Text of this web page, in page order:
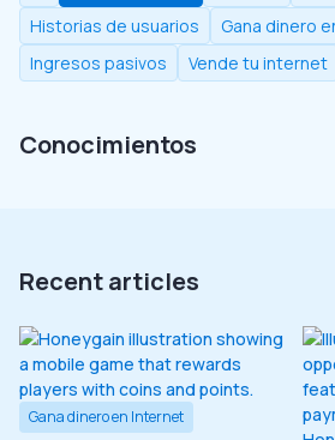
Historias de usuarios
Gana dinero
Ingresos pasivos
Vende tu internet
Conocimientos
Recent articles
Gana dinero en Internet